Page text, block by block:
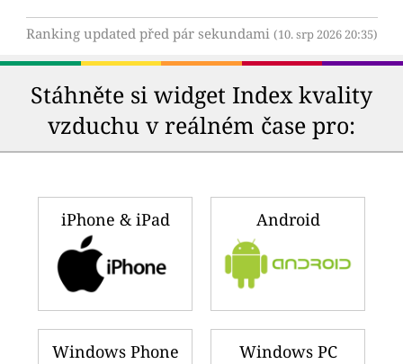
Ranking updated před pár sekundami (10. srp 2026 20:35)
Stáhněte si widget Index kvality
vzduchu v reálném čase pro:
iPhone & iPad Android
Windows Phone Windows PC